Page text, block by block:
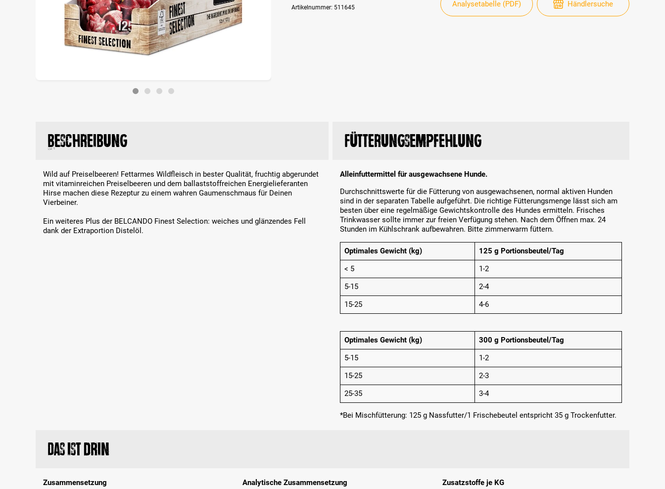
Artikelnummer: 511645 Analysetabelle (PDF) Händlersuche
Beschreibung
Wild auf Preiselbeeren! Fettarmes Wildfleisch in bester Qualität, fruchtig abgerundet
mit vitaminreichen Preiselbeeren und dem ballaststoffreichen Energielieferanten
Hirse machen diese Rezeptur zu einem wahren Gaumenschmaus für Deinen
Vierbeiner.
Ein weiteres Plus der BELCANDO Finest Selection: weiches und glänzendes Fell
dank der Extraportion Distelöl.
Fütterungsempfehlung
Alleinfuttermittel für ausgewachsene Hunde.
Durchschnittswerte für die Fütterung von ausgewachsenen, normal aktiven Hunden
sind in der separaten Tabelle aufgeführt. Die richtige Fütterungsmenge lässt sich am
besten über eine regelmäßige Gewichtskontrolle des Hundes ermitteln. Frisches
Trinkwasser sollte immer zur freien Verfügung stehen. Nach dem Öffnen max. 24
Stunden im Kühlschrank aufbewahren. Bitte zimmerwarm füttern.
Optimales Gewicht (kg)
125 g Portionsbeutel/Tag
< 5
1-2
5-15
2-4
15-25
4-6
Optimales Gewicht (kg)
300 g Portionsbeutel/Tag
5-15
1-2
15-25
2-3
25-35
3-4
*Bei Mischfütterung: 125 g Nassfutter/1 Frischebeutel entspricht 35 g Trockenfutter.
Das ist drin
Zusammensetzung
Analytische Zusammensetzung
Zusatzstoffe je KG